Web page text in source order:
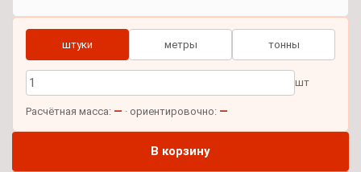
штуки метры тонны
шт
Расчётная масса: — · ориентировочно: —
В корзину